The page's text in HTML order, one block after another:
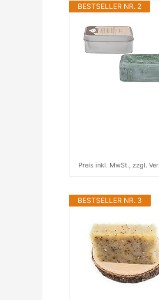
BESTSELLER NR. 2
Preis inkl. MwSt., zzgl.
BESTSELLER NR. 3